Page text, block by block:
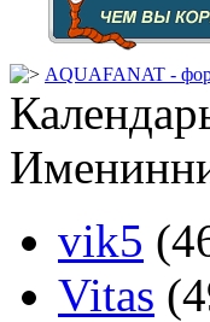
AQUAFANAT -
vik5
Vitas